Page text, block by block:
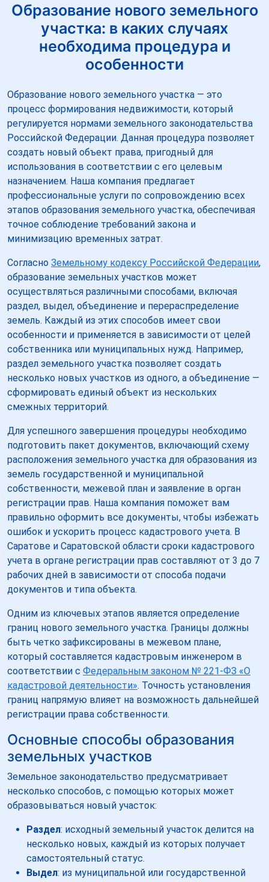
Образование нового земельного
участка: в каких случаях
необходима процедура и
особенности
Образование нового земельного участка — это
процесс формирования недвижимости, который
регулируется нормами земельного законодательства
Российской Федерации. Данная процедура позволяет
создать новый объект права, пригодный для
использования в соответствии с его целевым
назначением. Наша компания предлагает
профессиональные услуги по сопровождению всех
этапов образования земельного участка, обеспечивая
точное соблюдение требований закона и
минимизацию временных затрат.
Согласно Земельному кодексу Российской Федерации,
образование земельных участков может
осуществляться различными способами, включая
раздел, выдел, объединение и перераспределение
земель. Каждый из этих способов имеет свои
особенности и применяется в зависимости от целей
собственника или муниципальных нужд. Например,
раздел земельного участка позволяет создать
несколько новых участков из одного, а объединение —
сформировать единый объект из нескольких
смежных территорий.
Для успешного завершения процедуры необходимо
подготовить пакет документов, включающий схему
расположения земельного участка для образования из
земель государственной и муниципальной
собственности, межевой план и заявление в орган
регистрации прав. Наша компания поможет вам
правильно оформить все документы, чтобы избежать
ошибок и ускорить процесс кадастрового учета. В
Саратове и Саратовской области сроки кадастрового
учета в органе регистрации прав составляют от 3 до 7
рабочих дней в зависимости от способа подачи
документов и типа объекта.
Одним из ключевых этапов является определение
границ нового земельного участка. Границы должны
быть четко зафиксированы в межевом плане,
который составляется кадастровым инженером в
соответствии с Федеральным законом № 221-ФЗ «О
кадастровой деятельности». Точность установления
границ напрямую влияет на возможность дальнейшей
регистрации права собственности.
Основные способы образования
земельных участков
Земельное законодательство предусматривает
несколько способов, с помощью которых может
образовываться новый участок:
Раздел: исходный земельный участок делится на
несколько новых, каждый из которых получает
самостоятельный статус.
Выдел: из муниципальной или государственной